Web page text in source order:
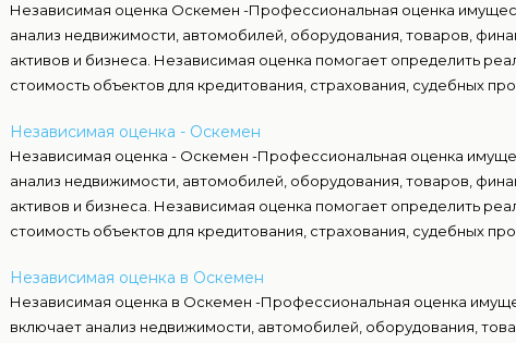
Независимая оценка Оскемен -Профессиональная оценка
анализ недвижимости, автомобилей, оборудования, товаров,
активов и бизнеса. Независимая оценка помогает определить
стоимость объектов для кредитования, страхования, судебных
готовят официальные заключения, принимаемые банками и
структурами Казахстана.
Независимая оценка - Оскемен
Независимая оценка - Оскемен -Профессиональная оценка
анализ недвижимости, автомобилей, оборудования, товаров,
активов и бизнеса. Независимая оценка помогает определить
стоимость объектов для кредитования, страхования, судебных
готовят официальные заключения, принимаемые банками и
структурами Казахстана.
Независимая оценка в Оскемен
Независимая оценка в Оскемен -Профессиональная оценка
включает анализ недвижимости, автомобилей, оборудования,